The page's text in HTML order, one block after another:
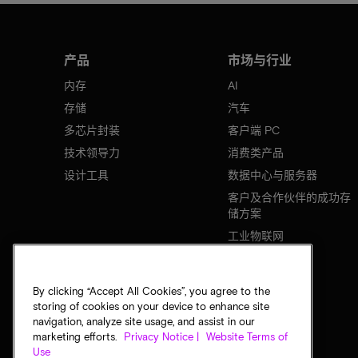
产品
内存
存储
多芯片封装
技术领导力
设计工具
市场与行业
AI
汽车
客户端 PC
消费类产品
数据中心与服务器
客户及合作伙伴的成功存
储方案
工业物联网
By clicking “Accept All Cookies”, you agree to the
storing of cookies on your device to enhance site
navigation, analyze site usage, and assist in our
marketing efforts.
Privacy Notice |
Website Terms of
Use